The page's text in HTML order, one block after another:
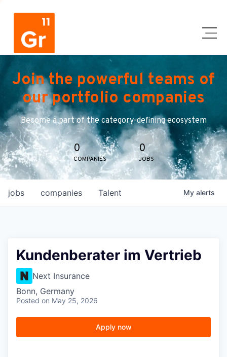
Join the powerful teams of
our portfolio companies
Become a part of the category-defining ecosystem
0
COMPANIES
0
JOBS
jobs companies Talent My alerts
Kundenberater im Vertrieb
Next Insurance
Bonn, Germany
Posted on May 25, 2026
Apply now